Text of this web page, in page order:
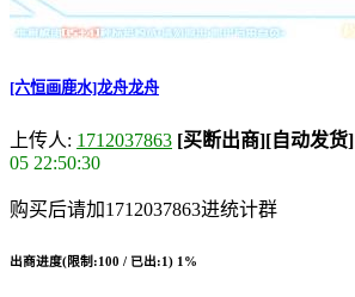
[六恒画鹿水]龙舟龙舟
上传人: 1712037863 [买断出商][自动发货]
05 22:50:30
购买后请加1712037863进统计群
出商进度(限制:100 / 已出:1) 1%